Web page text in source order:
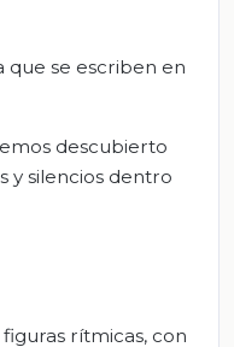
que se escriben en
descubierto
y silencios dentro
rítmicas, con